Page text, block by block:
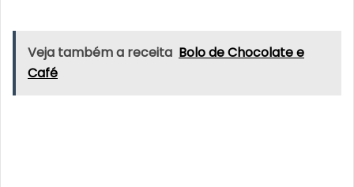
Veja também a receita Bolo de Chocolate e
Café